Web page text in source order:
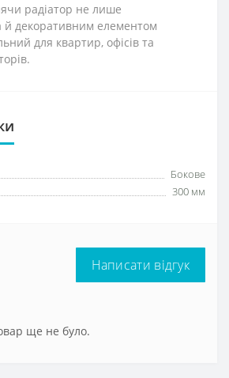
радіатор не лише
й декоративним елементом
для квартир, офісів та
Бокове
300 мм
Написати відгук
ще не було.